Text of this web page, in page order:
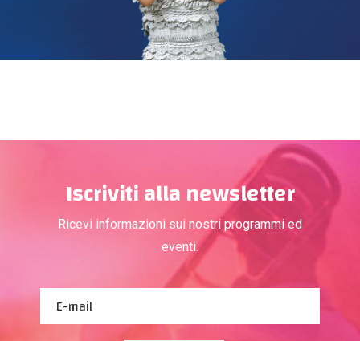
Iscriviti alla newsletter
Ricevi informazioni sui nostri programmi ed
eventi.